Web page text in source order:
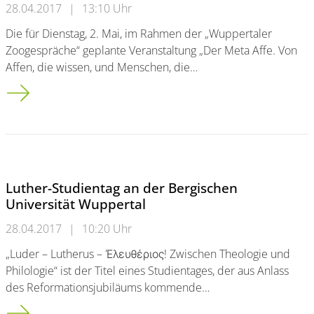
28.04.2017 |
13:10 Uhr
Die für Dienstag, 2. Mai, im Rahmen der „Wuppertaler
Zoogespräche“ geplante Veranstaltung „Der Meta Affe. Von
Affen, die wissen, und Menschen, die…
Wuppertaler Zoogespräche entfallen!
Luther-Studientag an der Bergischen
Universität Wuppertal
28.04.2017 |
10:20 Uhr
„Luder – Lutherus – Ἐλευθέριος! Zwischen Theologie und
Philologie“ ist der Titel eines Studientages, der aus Anlass
des Reformationsjubiläums kommende…
Luther-Studientag an der Bergischen Universität Wuppertal